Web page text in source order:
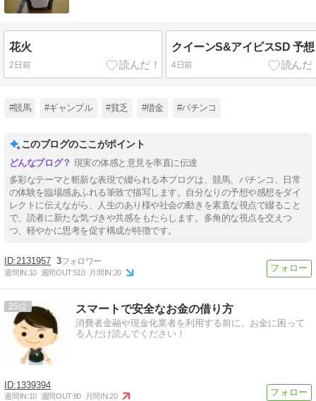
花火
2日前
クイーンS&アイビスSD 予想
4日前
#競馬 #ギャンブル #貧乏 #借金 #パチンコ
このブログのここがポイント
現実の体感と意見を率直に伝達
多彩なテーマと斬新な表現で綴られる本ブログは、競馬、パチンコ、日常
の体験を臨場感あふれる筆致で描写します。自分なりの予想や感想をダイ
レクトに伝えながら、人生のあり様や社会の動きを素直な視点で綴ること
で、読者に新たな気づきや共感をもたらします。多角的な視点を交えつ
つ、軽やかに思考を促す構成が特徴です。
2131957 3
週間IN:10 週間OUT:510 月間IN:20
25 スマートで安全なお金の借り方
消費者金融や現金化業者を利用する前に。お金に困って
る人だけ読んでください！
1339394
週間IN:10 週間OUT:80 月間IN:20